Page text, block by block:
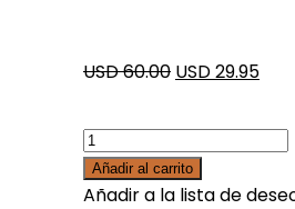
USD 60.00 USD 29.95
Añadir al carrito
Añadir a la lista de